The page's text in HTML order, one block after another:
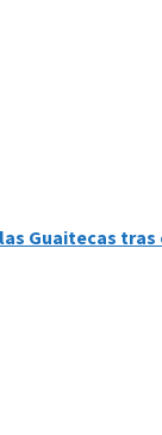
Guaitecas